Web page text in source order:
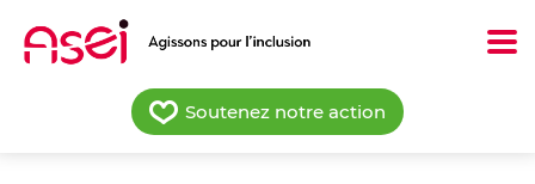
contenu
Soutenez notre action